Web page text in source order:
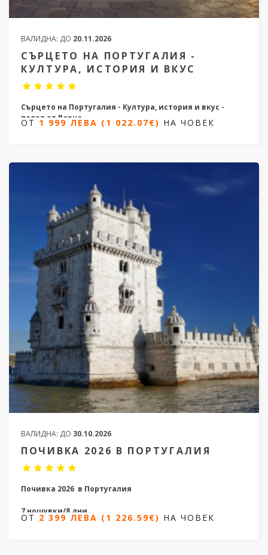
ВАЛИДНА: ДО 20.11.2026
СЪРЦЕТО НА ПОРТУГАЛИЯ -
КУЛТУРА, ИСТОРИЯ И ВКУС
Сърцето на Португалия - Култура, история и вкус -
полет от Варна
Дати от 22.04.2026 от 24.04.2026 и от 20.10.2026
1 999 ЛЕВА (1 022.07€) НА ЧОВЕК
ОТ 1 999 ЛЕВА (1 022.07€) НА ЧОВЕК
ВАЛИДНА: ДО 30.10.2026
ПОЧИВКА 2026 В ПОРТУГАЛИЯ
Почивка 2026 в Португалия
7 нощувки/8 дни
ОТ 2 399 ЛЕВА (1 226.59€) НА ЧОВЕК